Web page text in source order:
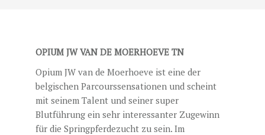
OPIUM JW VAN DE MOERHOEVE TN
Opium JW van de Moerhoeve ist eine der
belgischen Parcourssensationen und scheint
mit seinem Talent und seiner super
Blutführung ein sehr interessanter Zugewinn
für die Springpferdezucht zu sein. Im